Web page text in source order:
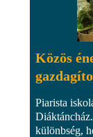
Közös
Piarista
különbség,